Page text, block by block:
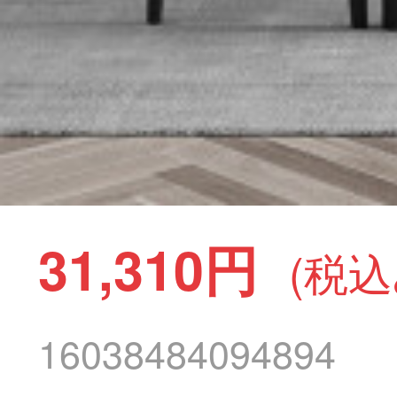
31,310円 (税
16038484094894